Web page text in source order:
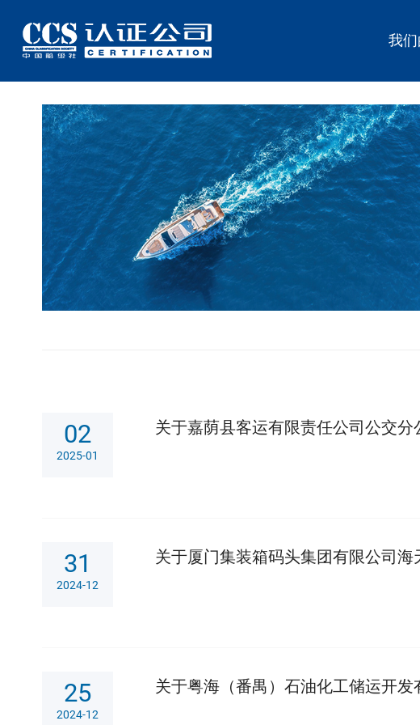
我
CCSC新闻 专题栏目
02
2025-01
关于嘉荫县客运有限责任公司公交
31
2024-12
关于厦门集装箱码头集团有限公司
25
2024-12
关于粤海（番禺）石油化工储运开